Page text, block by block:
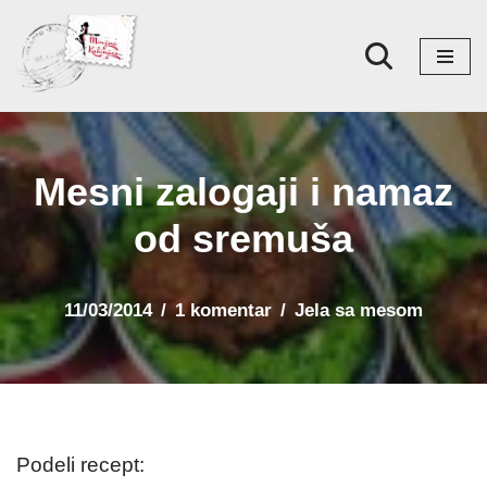
Skoči
na
sadržaj
Mesni zalogaji i namaz
od sremuša
11/03/2014 1 komentar Jela sa mesom
Podeli recept: